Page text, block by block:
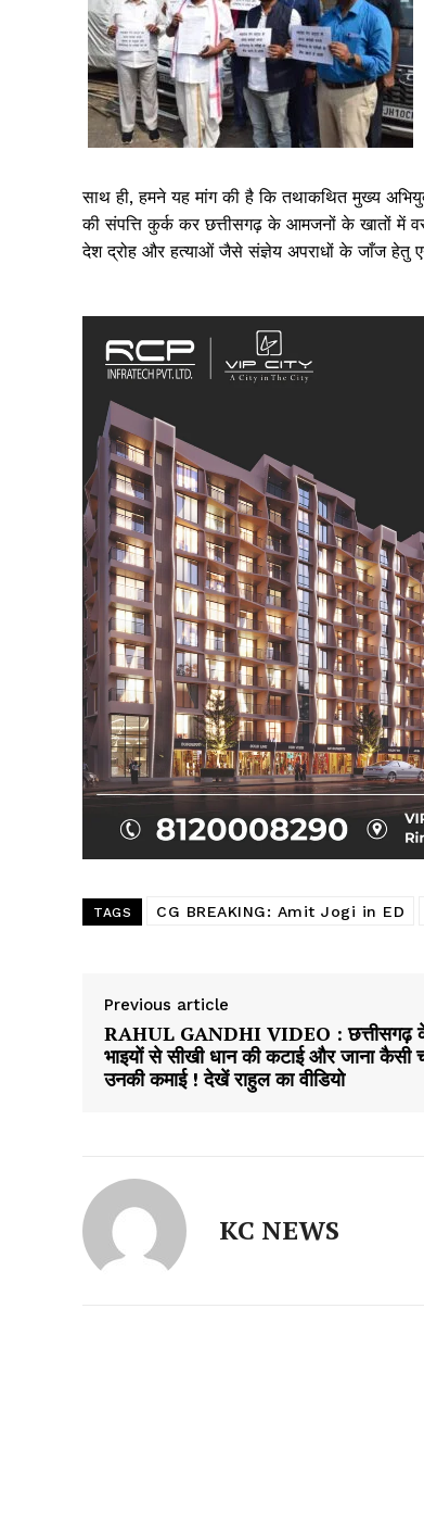
साथ ही, हमने यह मांग की है कि तथाकथित मुख्य
की संपत्ति कुर्क कर छत्तीसगढ़ के आमजनों के खातों में
देश द्रोह और हत्याओं जैसे संज्ञेय अपराधों के जाँज हेतु
TAGS CG BREAKING: Amit Jogi in ED
Previous article
RAHUL GANDHI VIDEO : छत्तीसगढ़
भाइयों से सीखी धान की कटाई और जाना कैसी
उनकी कमाई ! देखें राहुल का वीडियो
KC NEWS